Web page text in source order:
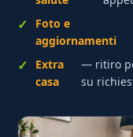
Foto e
aggiornamenti
Extra
casa
— ritiro
su